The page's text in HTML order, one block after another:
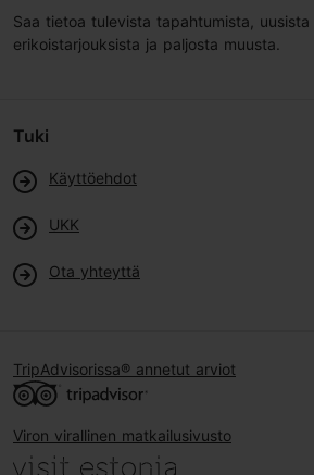
Saa tietoa tulevista tapahtumista, uusista
erikoistarjouksista ja paljosta muusta.
Tuki
Käyttöehdot
UKK
Ota yhteyttä
TripAdvisorissa® annetut arviot
Viron virallinen matkailusivusto